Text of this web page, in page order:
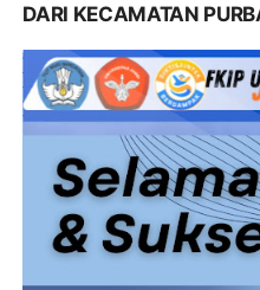
DARI KECAMATAN